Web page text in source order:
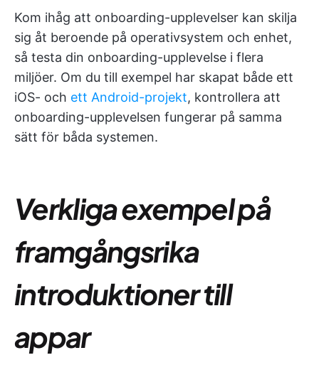
Kom ihåg att onboarding-upplevelser kan skilja
sig åt beroende på operativsystem och enhet,
så testa din onboarding-upplevelse i flera
miljöer. Om du till exempel har skapat både ett
iOS- och ett Android-projekt, kontrollera att
onboarding-upplevelsen fungerar på samma
sätt för båda systemen.
Verkliga exempel på
framgångsrika
introduktioner till
appar